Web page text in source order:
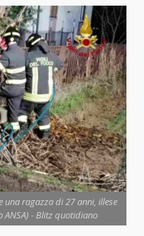
una ragazza di 27 anni, illese
ANSA) - Blitz quotidiano